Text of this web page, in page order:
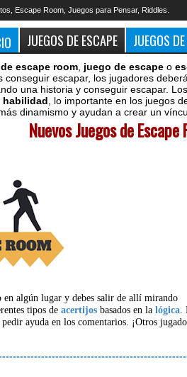
Escape Room, Juegos para Pensar, Riddles.
JUEGOS DE ESCAPE JUEGOS
escape room juego de escape o
conseguir escapar, los jugadores
una historia y conseguir escapar. Los
habilidad , lo importante en los juegos
dinamismo y ayudan a crear un
Nuevos Juegos de
en algún lugar y debes salir de allí mirando
tipos deacertijos basados en lalógica.
ayuda en los comentarios. ¡Otros